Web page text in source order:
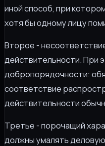
иной способ, при
хотя бы одному лицу
Второе -
действительности. При
добропорядочности:
соответствие
действительности
Третье - порочащий
должны умалять